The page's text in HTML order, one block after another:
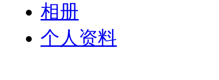
相册
个人资料